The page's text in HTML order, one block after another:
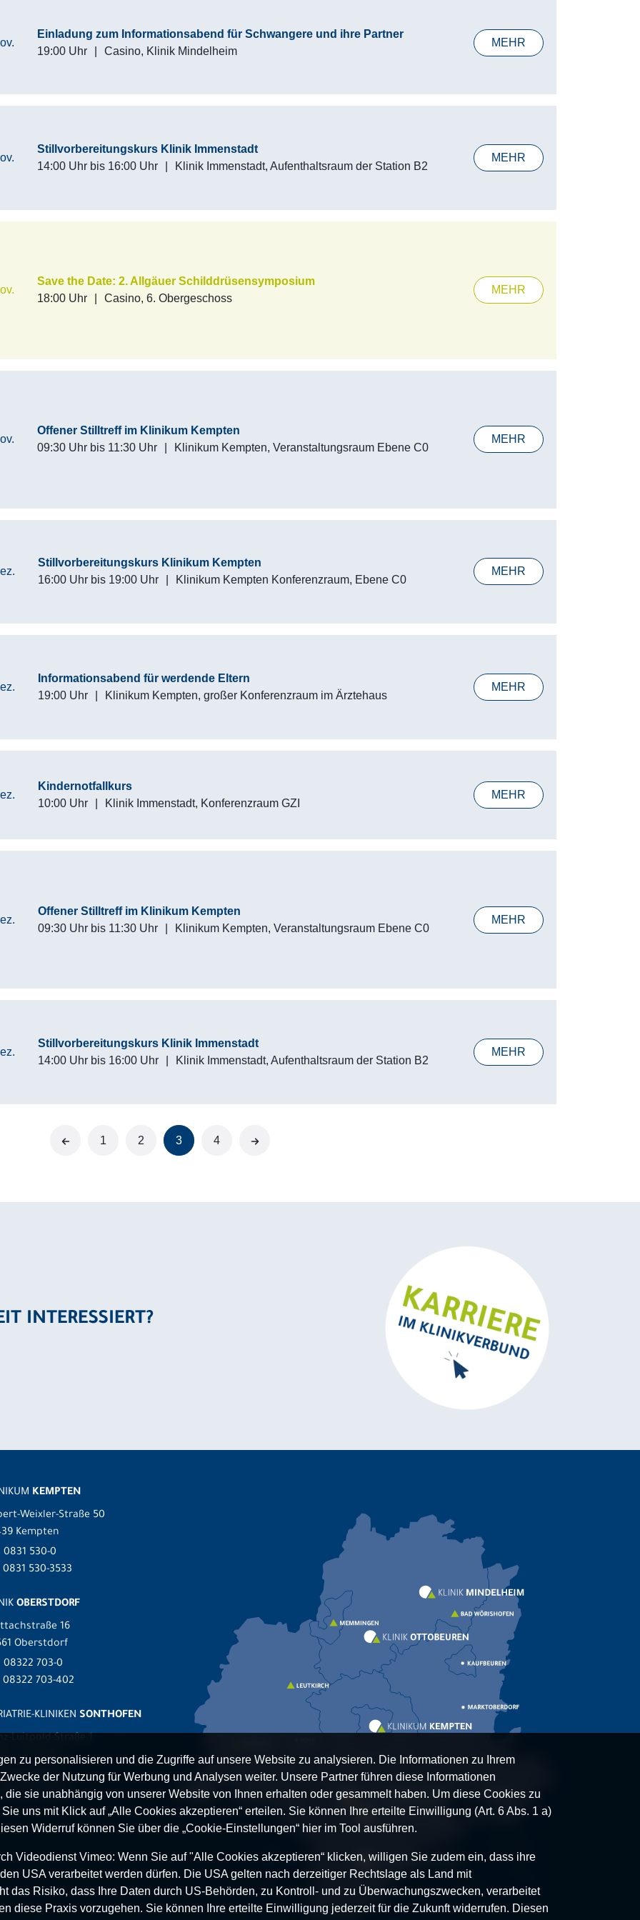
Einladung zum Informationsabend für Schwangere und ihre Partner
19:00 Uhr
Casino, Klinik Mindelheim
MEHR
Stillvorbereitungskurs Klinik Immenstadt
14:00 Uhr bis 16:00 Uhr Klinik Immenstadt, Aufenthaltsraum der Station B2
MEHR
Save the Date: 2. Allgäuer Schilddrüsensymposium
18:00 Uhr
Casino, 6. Obergeschoss
MEHR
Offener Stilltreff im Klinikum Kempten
09:30 Uhr bis 11:30 Uhr Klinikum Kempten, Veranstaltungsraum Ebene C0
MEHR
Stillvorbereitungskurs Klinikum Kempten
16:00 Uhr bis 19:00 Uhr Klinikum Kempten Konferenzraum, Ebene C0
MEHR
Informationsabend für werdende Eltern
19:00 Uhr
Klinikum Kempten, großer Konferenzraum im Ärztehaus
MEHR
Kindernotfallkurs
10:00 Uhr
Klinik Immenstadt, Konferenzraum GZI
MEHR
Offener Stilltreff im Klinikum Kempten
09:30 Uhr bis 11:30 Uhr Klinikum Kempten, Veranstaltungsraum Ebene C0
MEHR
Stillvorbereitungskurs Klinik Immenstadt
14:00 Uhr bis 16:00 Uhr Klinik Immenstadt, Aufenthaltsraum der Station B2
MEHR
vorherige
1 2 3 4
INTERESSIERT?
KEMPTEN
Weixler-Straße 50
Kempten
0831 530-0
0831 530-3533
OBERSTDORF
16
Oberstdorf
08322 703-0
08322 703-402
KLINIKEN SONTHOFEN
Sonthofen
08321 804-0
08321 804-119
zu personalisieren und die Zugriffe auf unsere Website zu analysieren. Die Informationen zu Ihrem
der Nutzung für Werbung und Analysen weiter. Unsere Partner führen diese Informationen
sie unabhängig von unserer Website von Ihnen erhalten oder gesammelt haben. Um diese Cookies zu
uns mit Klick auf „Alle Cookies akzeptieren“ erteilen. Sie können Ihre erteilte Einwilligung (Art. 6 Abs. 1 a)
Widerruf können Sie über die „Cookie-Einstellungen“ hier im Tool ausführen.
Videodienst Vimeo: Wenn Sie auf "Alle Cookies akzeptieren“ klicken, willigen Sie zudem ein, dass ihre
USA verarbeitet werden dürfen. Die USA gelten nach derzeitiger Rechtslage als Land mit
das Risiko, dass Ihre Daten durch US-Behörden, zu Kontroll- und zu Überwachungszwecken, verarbeitet
diese Praxis vorzugehen. Sie können Ihre erteilte Einwilligung jederzeit für die Zukunft widerrufen. Diesen